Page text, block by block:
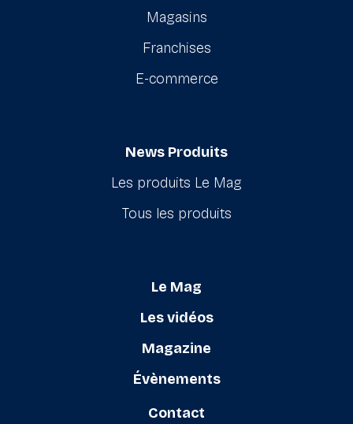
Magasins
Franchises
E-commerce
News Produits
Les produits Le Mag
Tous les produits
Le Mag
Les vidéos
Magazine
Évènements
Contact